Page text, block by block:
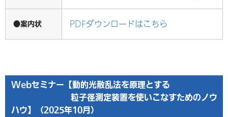
●案内状 PDFダウンロードはこちら
Webセミナー【動的光散乱法を原理とする
粒子径測定装置を使いこなすためのノウ
ハウ】（2025年10月）